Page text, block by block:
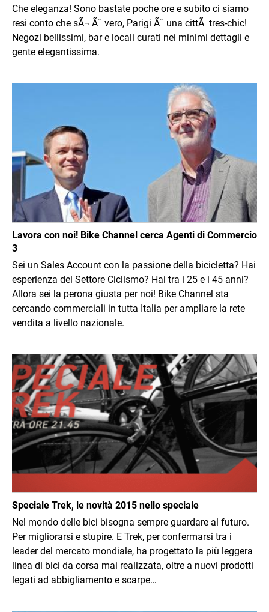
Che eleganza! Sono bastate poche ore e subito ci siamo
resi conto che sÃ¬ Ã¨ vero, Parigi Ã¨ una cittÃ tres-chic!
Negozi bellissimi, bar e locali curati nei minimi dettagli e
gente elegantissima.
Lavora con noi! Bike Channel cerca Agenti di Commercio
3
Sei un Sales Account con la passione della bicicletta? Hai
esperienza del Settore Ciclismo? Hai tra i 25 e i 45 anni?
Allora sei la perona giusta per noi! Bike Channel sta
cercando commerciali in tutta Italia per ampliare la rete
vendita a livello nazionale.
Immagine
Speciale Trek, le novità 2015 nello speciale
Nel mondo delle bici bisogna sempre guardare al futuro.
Per migliorarsi e stupire. E Trek, per confermarsi tra i
leader del mercato mondiale, ha progettato la più leggera
linea di bici da corsa mai realizzata, oltre a nuovi prodotti
legati ad abbigliamento e scarpe…